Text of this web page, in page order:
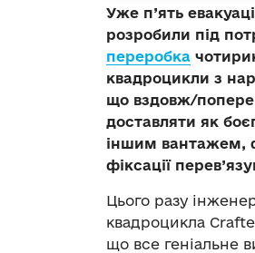
Уже п’ять
розробили під
переробка
квадроцикли з
що вздовж/
доставляти як
іншим вантажем,
фіксації
Цього разу
квадроцикла
що все геніальне